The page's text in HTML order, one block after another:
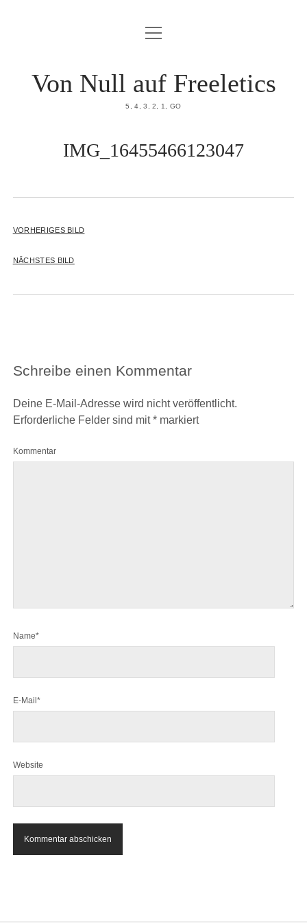
HOME
Menü
öffnen
Von Null auf Freeletics
5, 4, 3, 2, 1, GO
IMG_16455466123047
VORHERIGES BILD
NÄCHSTES BILD
Schreibe einen Kommentar
Deine E-Mail-Adresse wird nicht veröffentlicht.
Erforderliche Felder sind mit*markiert
Kommentar
Name*
E-Mail*
Website